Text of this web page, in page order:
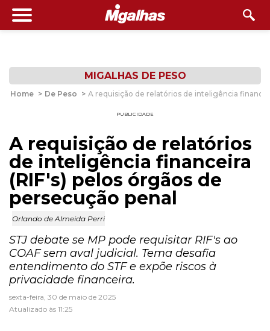
MIGALHAS DE PESO
Home > De Peso > A requisição de relatórios de inteligência
PUBLICIDADE
A requisição de relatórios
de inteligência financeira
(RIF's) pelos órgãos de
persecução penal
Orlando de Almeida Perri
STJ debate se MP pode requisitar RIF's ao
COAF sem aval judicial. Tema desafia
entendimento do STF e expõe riscos à
privacidade financeira.
sexta-feira, 30 de maio de 2025
Atualizado às 11:25